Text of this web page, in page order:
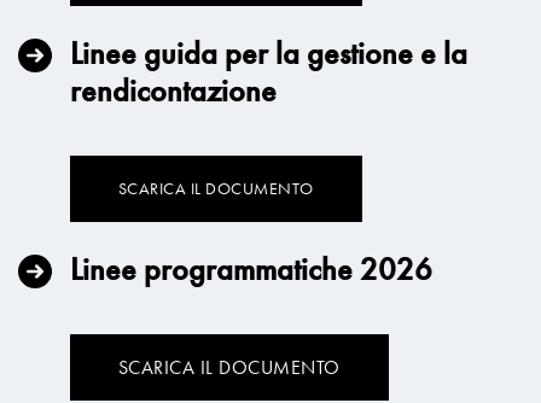
Linee guida per la gestione e la
rendicontazione
SCARICA IL DOCUMENTO
Linee programmatiche 2026
SCARICA IL DOCUMENTO